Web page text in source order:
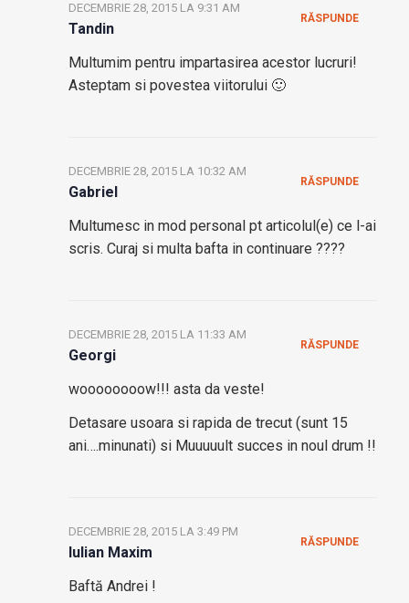
Tandin
DECEMBRIE 28, 2015 LA 9:31 AM
Multumim pentru impartasirea acestor lucruri!
Asteptam si povestea viitorului 🙂
RĂSPUNDE
Gabriel
DECEMBRIE 28, 2015 LA 10:32 AM
Multumesc in mod personal pt articolul(e) ce l-ai
scris. Curaj si multa bafta in continuare ????
RĂSPUNDE
Georgi
DECEMBRIE 28, 2015 LA 11:33 AM
woooooooow!!! asta da veste!
Detasare usoara si rapida de trecut (sunt 15
ani….minunati) si Muuuuult succes in noul drum !!
RĂSPUNDE
Iulian Maxim
DECEMBRIE 28, 2015 LA 3:49 PM
Baftă Andrei !
RĂSPUNDE